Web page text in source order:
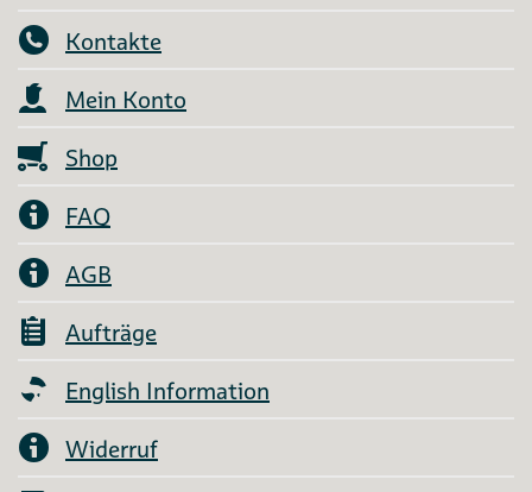
Kontakte
Mein Konto
Shop
FAQ
AGB
Aufträge
English Information
Widerruf